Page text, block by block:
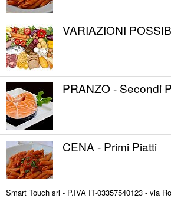
VARIAZIONI
PRANZO - Secondi
CENA - Primi Piatti